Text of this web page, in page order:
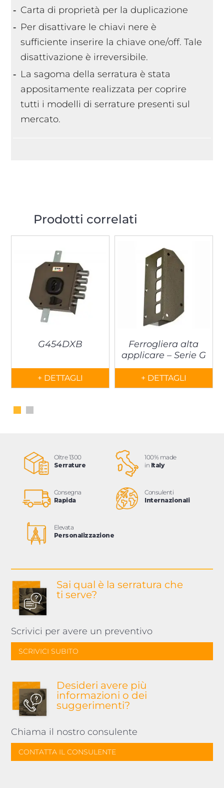
Carta di proprietà per la duplicazione
Per disattivare le chiavi nere è
sufficiente inserire la chiave one/off. Tale
disattivazione è irreversibile.
La sagoma della serratura è stata
appositamente realizzata per coprire
tutti i modelli di serrature presenti sul
mercato.
Prodotti correlati
G454DXB
+ DETTAGLI
Ferrogliera alta
applicare – Serie G
+ DETTAGLI
Oltre 1300
Serrature
100% made
in Italy
Consegna
Rapida
Consulenti
Internazionali
Elevata
Personalizzazione
Sai qual è la serratura che
ti serve?
Scrivici per avere un preventivo
SCRIVICI SUBITO
Desideri avere più
informazioni o dei
suggerimenti?
Chiama il nostro consulente
CONTATTA IL CONSULENTE